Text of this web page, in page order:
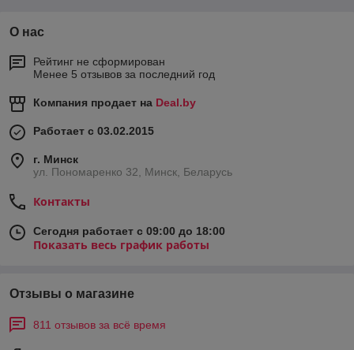
О нас
Рейтинг не сформирован
Менее 5 отзывов за последний год
Компания продает на Deal.by
Работает с 03.02.2015
г. Минск
ул. Пономаренко 32, Минск, Беларусь
Контакты
Сегодня работает с 09:00 до 18:00
Показать весь график работы
Отзывы о магазине
811 отзывов за всё время